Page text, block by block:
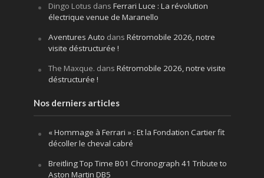
Dingo Lotus dans Ferrari Luce : La révolution
électrique venue de Maranello
Aventures Auto dans Rétromobile 2026, notre
visite déstructurée !
The Maxque. dans Rétromobile 2026, notre visite
déstructurée !
Nos derniers articles
« Hommage à Ferrari » : Et la Fondation Cartier fit
décoller le cheval cabré
Breitling Top Time B01 Chronograph 41 Tribute to
Aston Martin DB5